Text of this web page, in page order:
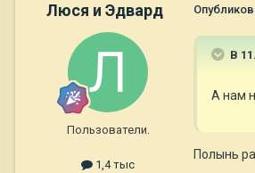
Люся и Эдвард
Пользователи.
1,4 тыс
В
А нам
Полынь